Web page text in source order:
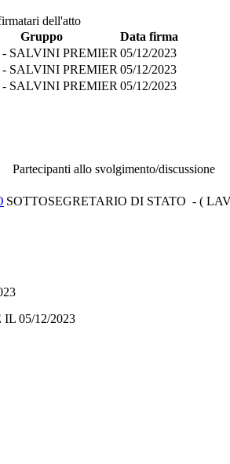
dell'atto
Gruppo
Data firma
SALVINI PREMIER 05/12/2023
SALVINI PREMIER 05/12/2023
SALVINI PREMIER 05/12/2023
Partecipanti allo svolgimento/discussione
SOTTOSEGRETARIO DI STATO - (
05/12/2023